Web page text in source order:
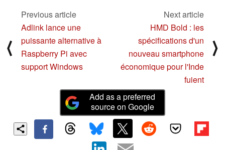
⟨
Previous article
Adlink lance une
puissante alternative à
Raspberry Pi avec
support Windows
Next article
HMD Bold : les
spécifications d'un
nouveau smartphone
économique pour l'Inde
fuient
⟩
Add as a preferred
source on Google